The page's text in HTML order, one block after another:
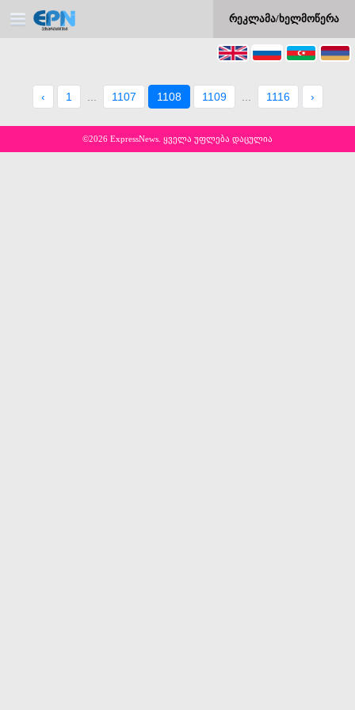
რეკლამა/ხელმოწერა
‹ 1 1107 1108 1109 1116 ›
©2026 ExpressNews. ყველა უფლება დაცულია